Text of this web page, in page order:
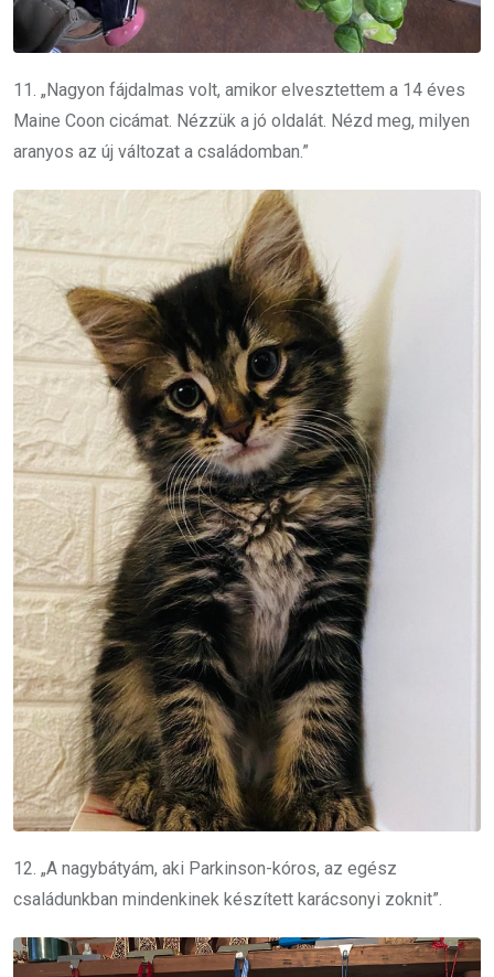
11. „Nagyon fájdalmas volt, amikor elvesztettem a 14 éves
Maine Coon cicámat. Nézzük a jó oldalát. Nézd meg, milyen
aranyos az új változat a családomban.”
12. „A nagybátyám, aki Parkinson-kóros, az egész
családunkban mindenkinek készített karácsonyi zoknit”.